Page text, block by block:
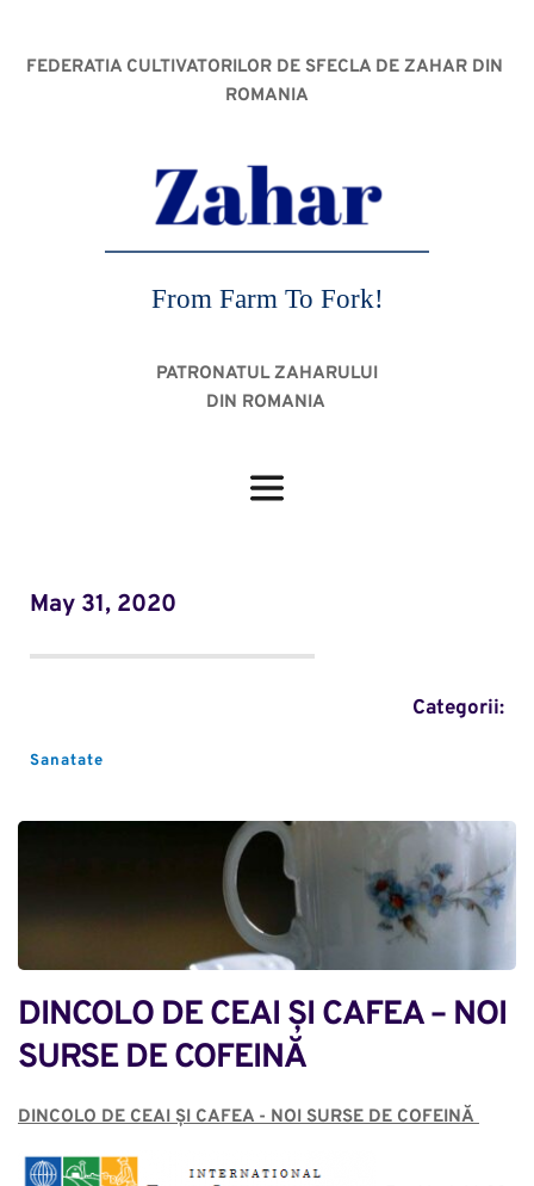
FEDERATIA CULTIVATORILOR DE SFECLA DE ZAHAR DIN
ROMANIA
From Farm To Fork!
PATRONATUL ZAHARULUI
DIN ROMANIA
May 31, 2020
Categorii:
Sanatate
DINCOLO DE CEAI ȘI CAFEA – NOI
SURSE DE COFEINĂ
DINCOLO DE CEAI ȘI CAFEA - NOI SURSE DE COFEINĂ